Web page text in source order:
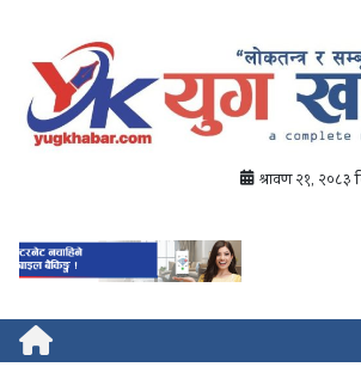
श्रावण २१, २०८३